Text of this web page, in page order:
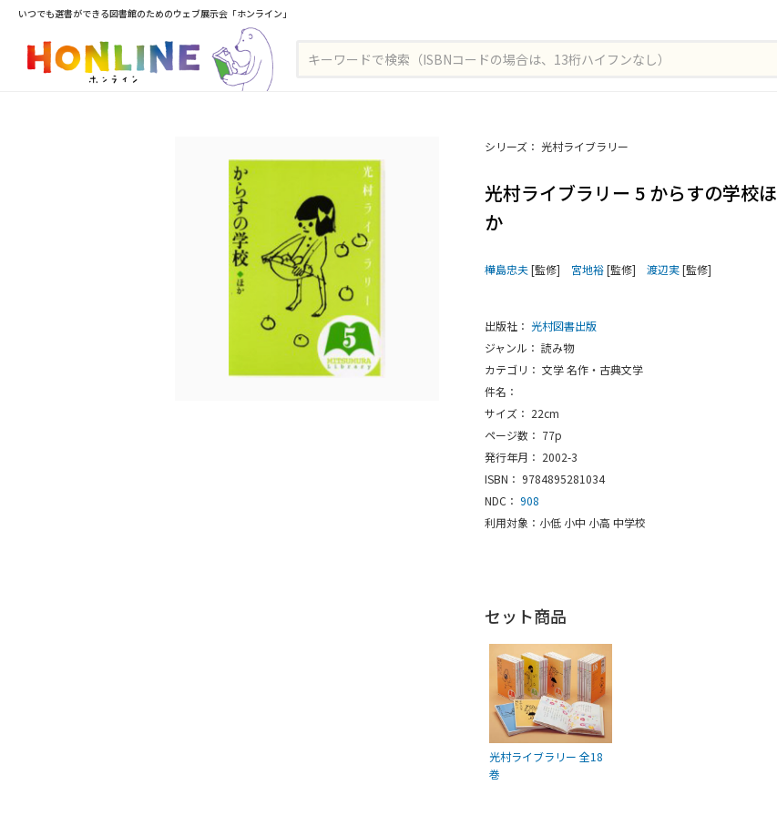
いつでも選書ができる図書館のためのウェブ展示会「ホンライン」
シリーズ： 光村ライブラリー
光村ライブラリー 5 からすの学校ほ
か
樺島忠夫[監修] 宮地裕[監修] 渡辺実[監修]
出版社： 光村図書出版
ジャンル： 読み物
カテゴリ： 文学 名作・古典文学
件名：
サイズ： 22cm
ページ数： 77p
発行年月： 2002-3
ISBN： 9784895281034
NDC： 908
利用対象：小低 小中 小高 中学校
セット商品
光村ライブラリー 全18
巻